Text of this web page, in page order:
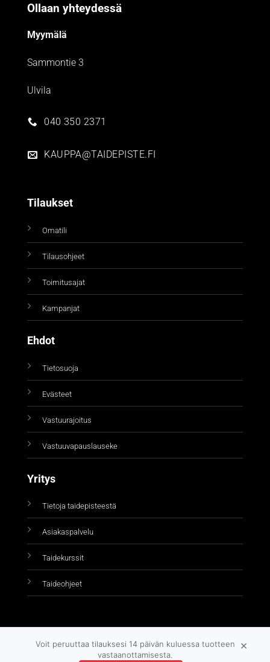
Ollaan yhteydessä
Myymälä
Sammontie 3
Ulvila
040 350 2371
KAUPPA@TAIDEPISTE.FI
Tilaukset
Omatili
Tilausohjeet
Toimitusajat
Kampanjat
Ehdot
Tietosuoja
Evästeet
Vastuurajoitus
Vastuuvapauslauseke
Yritys
Tietoja taidepisteestä
Asiakaspalvelu
Taidekurssit
Taideohjeet
Voit peruuttaa tilauksesi 14 päivän kuluessa tuotteen
vastaanottamisesta.
×